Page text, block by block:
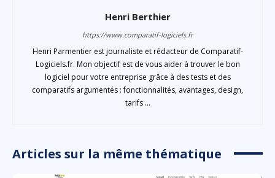
Henri Berthier
https://www.comparatif-logiciels.fr
Henri Parmentier est journaliste et rédacteur de Comparatif-
Logiciels.fr. Mon objectif est de vous aider à trouver le bon
logiciel pour votre entreprise grâce à des tests et des
comparatifs argumentés : fonctionnalités, avantages, design,
tarifs ...
Articles sur la même thématique